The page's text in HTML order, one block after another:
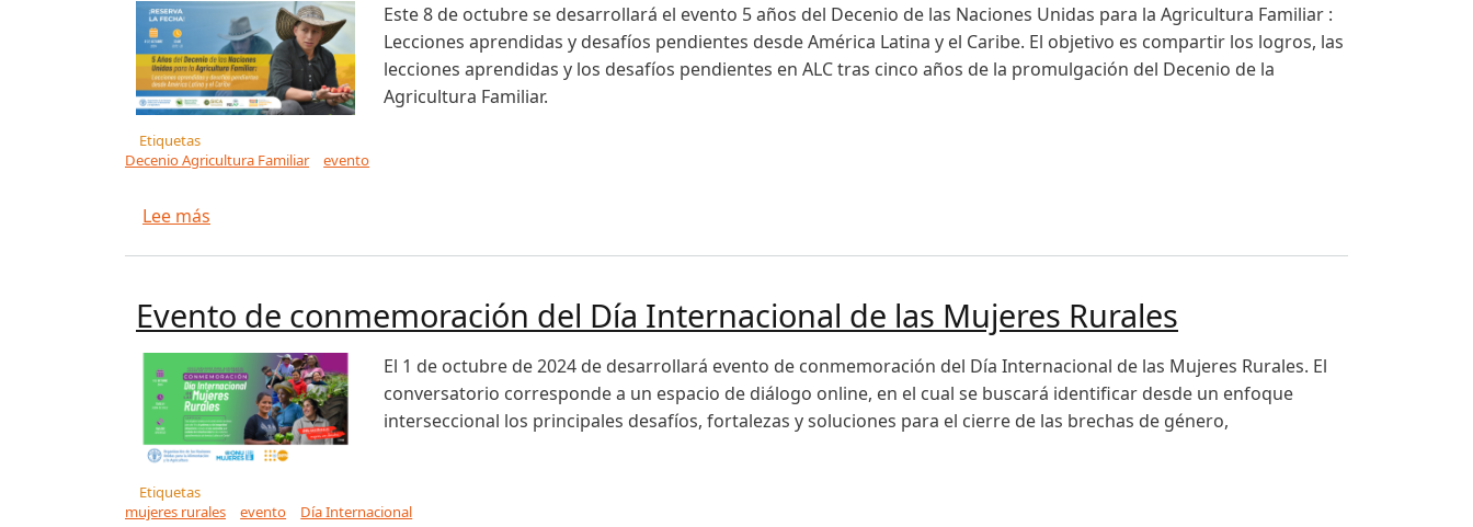
Este 8 de octubre se desarrollará el evento 5 años del Decenio de las Naciones Unidas para la Agricultura Familiar :
Lecciones aprendidas y desafíos pendientes desde América Latina y el Caribe. El objetivo es compartir los logros, las
lecciones aprendidas y los desafíos pendientes en ALC tras cinco años de la promulgación del Decenio de la
Agricultura Familiar.
Etiquetas
Decenio Agricultura Familiar
evento
Lee más
Evento de conmemoración del Día Internacional de las Mujeres Rurales
El 1 de octubre de 2024 de desarrollará evento de conmemoración del Día Internacional de las Mujeres Rurales. El
conversatorio corresponde a un espacio de diálogo online, en el cual se buscará identificar desde un enfoque
interseccional los principales desafíos, fortalezas y soluciones para el cierre de las brechas de género,
Etiquetas
mujeres rurales
evento Día Internacional